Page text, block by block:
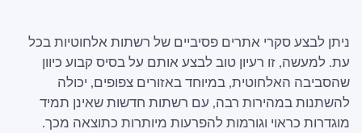
ניתן לבצע סקרי אתרים פסיביים של רשתות אלחוטיות בכל
עת. למעשה, זו רעיון טוב לבצע אותם על בסיס קבוע כיוון
שהסביבה האלחוטית, במיוחד באזורים צפופים, יכולה
להשתנות במהירות רבה, עם רשתות חדשות שאינן תמיד
מוגדרות כראוי וגורמות להפרעות מיותרות כתוצאה מכך.